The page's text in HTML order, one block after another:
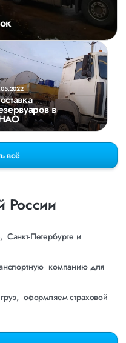
в
всё
России
Санкт-Петербурге и
компанию для
оформляем страховой